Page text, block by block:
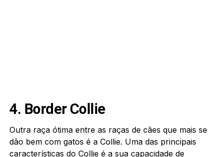
4. Border Collie
Outra raça ótima entre as raças de cães que mais se
dão bem com gatos é a Collie. Uma das principais
características do Collie é a sua capacidade de